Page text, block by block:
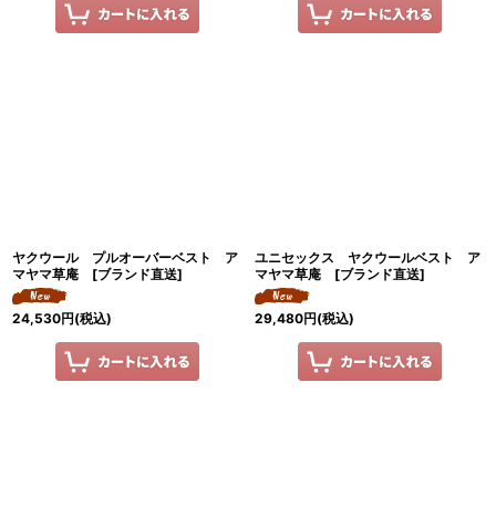
ヤクウール プルオーバーベスト ア
マヤマ草庵 [ブランド直送]
24,530円(税込)
ユニセックス ヤクウールベスト ア
マヤマ草庵 [ブランド直送]
29,480円(税込)